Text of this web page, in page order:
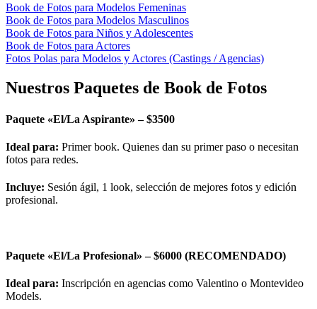
Book de Fotos para Modelos Femeninas
Book de Fotos para Modelos Masculinos
Book de Fotos para Niños y Adolescentes
Book de Fotos para Actores
Fotos Polas para Modelos y Actores (Castings / Agencias)
Nuestros Paquetes de Book de Fotos
Paquete «El/La Aspirante» – $3500
Ideal para: Primer book. Quienes dan su primer paso o necesitan
fotos para redes.
Incluye: Sesión ágil, 1 look, selección de mejores fotos y edición
profesional.
Paquete «El/La Profesional» – $6000 (RECOMENDADO)
Ideal para: Inscripción en agencias como Valentino o Montevideo
Models.